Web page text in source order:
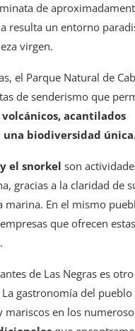
de
resulta un entorno
virgen.
el Parque Natural de
de senderismo que
volcánicos, acantilados
biodiversidad
el snorkel son
gracias a la claridad de
marina. En el mismo
que ofrecen
de Las Negras es
gastronomía del
mariscos en los